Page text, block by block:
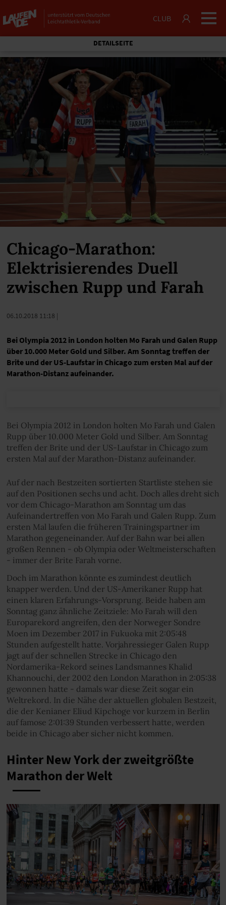
CLUB
DETAILSEITE
Chicago-Marathon:
Elektrisierendes Duell
zwischen Rupp und Farah
06.10.2018 11:18 |
Bei Olympia 2012 in London holten Mo Farah und Galen Rupp
über 10.000 Meter Gold und Silber. Am Sonntag treffen der
Brite und der US-Laufstar in Chicago zum ersten Mal auf der
Marathon-Distanz aufeinander.
Bei Olympia 2012 in London holten Mo Farah und Galen
Rupp über 10.000 Meter Gold und Silber. Am Sonntag
treffen der Brite und der US-Laufstar in Chicago zum
ersten Mal auf der Marathon-Distanz aufeinander.
Auf der nach Bestzeiten sortierten Startliste stehen sie
auf den Positionen sechs und acht. Doch alles dreht sich
vor dem Chicago-Marathon am Sonntag um das
Aufeinandertreffen von Mo Farah und Galen Rupp. Zum
ersten Mal laufen die früheren Trainingspartner im
Marathon gegeneinander. Auf der Bahn war bei allen
großen Rennen - ob Olympia oder Weltmeisterschaften
- immer der Brite Farah vorne.
Doch im Marathon könnte es zumindest deutlich
knapper werden. Und der US-Amerikaner Rupp hat
einen klaren Erfahrungs-Vorsprung. Beide haben am
Sonntag ganz ähnliche Zeitziele: Mo Farah will den
Europarekord angreifen, den der Norweger Sondre
Moen im Dezember 2017 in Fukuoka mit 2:05:48
Stunden aufgestellt hatte. Vorjahressieger Galen Rupp
jagt auf der schnellen Strecke in Chicago den
Nordamerika-Rekord seines Landsmannes Khalid
Khannouchi, der 2002 den London Marathon in 2:05:38
gewonnen hatte - damals war diese Zeit sogar ein
Weltrekord. In die Nähe der aktuellen globalen Bestzeit,
die der Kenianer Eliud Kipchoge vor kurzem in Berlin
auf famose 2:01:39 Stunden verbessert hatte, werden
beide in Chicago aber sicher nicht kommen.
Hinter New York der zweitgrößte
Marathon der Welt